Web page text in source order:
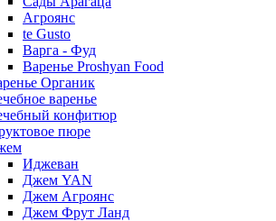
Агроянс
te Gusto
Варга - Фуд
Варенье Proshyan Food
Органик
варенье
конфитюр
пюре
Иджеван
Джем YAN
Джем Агроянс
Джем Фрут Ланд